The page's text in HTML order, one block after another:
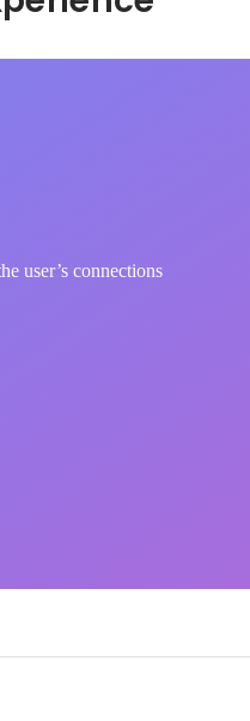
user’s connections